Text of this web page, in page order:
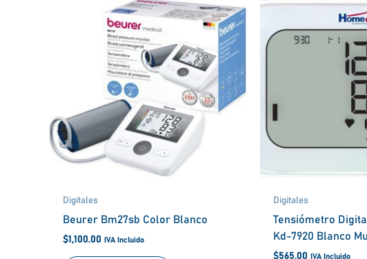
Digitales
Beurer Bm27sb Color Blanco
$1,100.00 IVA Incluido
Digitales
Tensiómetro
Kd-7920 Blanco
$565.00 IVA Incluido